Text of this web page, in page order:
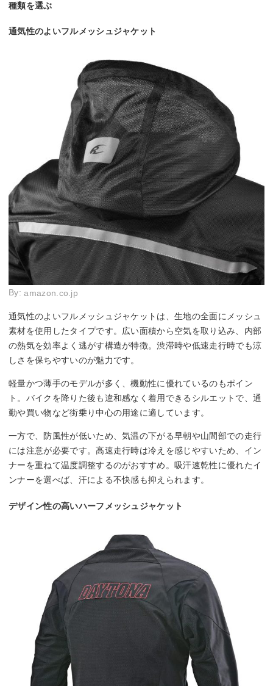
種類を選ぶ
通気性のよいフルメッシュジャケット
By:amazon.co.jp
通気性のよいフルメッシュジャケットは、生地の全面にメッシュ
素材を使用したタイプです。広い面積から空気を取り込み、内部
の熱気を効率よく逃がす構造が特徴。渋滞時や低速走行時でも涼
しさを保ちやすいのが魅力です。
軽量かつ薄手のモデルが多く、機動性に優れているのもポイン
ト。バイクを降りた後も違和感なく着用できるシルエットで、通
勤や買い物など街乗り中心の用途に適しています。
一方で、防風性が低いため、気温の下がる早朝や山間部での走行
には注意が必要です。高速走行時は冷えを感じやすいため、イン
ナーを重ねて温度調整するのがおすすめ。吸汗速乾性に優れたイ
ンナーを選べば、汗による不快感も抑えられます。
デザイン性の高いハーフメッシュジャケット